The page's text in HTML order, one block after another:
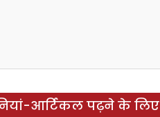
आर्टिकल पढ़ने के लिए